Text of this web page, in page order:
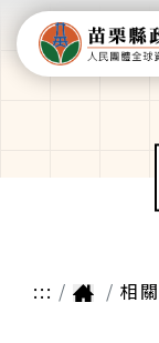
::: 相